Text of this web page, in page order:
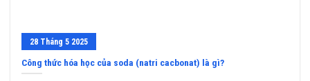
28 Tháng 5 2025
Công thức hóa học của soda (natri cacbonat) là gì?